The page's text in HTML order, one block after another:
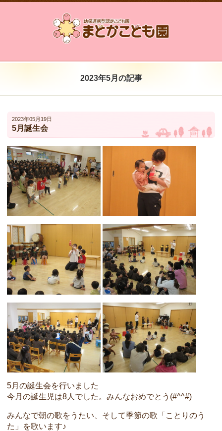
2023年5月の記事
2023年05月19日
5月誕生会
5月の誕生会を行いました
今月の誕生児は8人でした。みんなおめでとう(#^^#)
みんなで朝の歌をうたい、そして季節の歌「ことりのう
た」を歌います♪